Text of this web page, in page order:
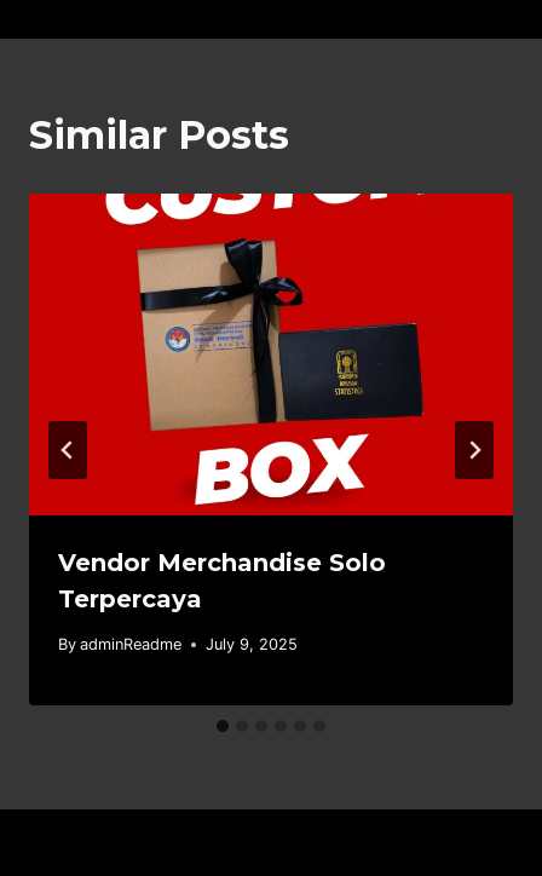
Similar Posts
Vendor Merchandise Solo
Terpercaya
By adminReadme July 9, 2025